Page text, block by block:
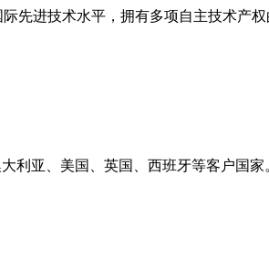
先进技术水平，拥有多项自主技术
利亚、美国、英国、西班牙等客户国